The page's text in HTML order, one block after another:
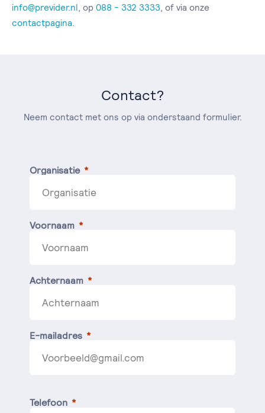
info@previder.nl, op 088 - 332 3333, of via onze
contactpagina.
Contact?
Neem contact met ons op via onderstaand formulier.
Organisatie
Voornaam
Achternaam
E-mailadres
Telefoon